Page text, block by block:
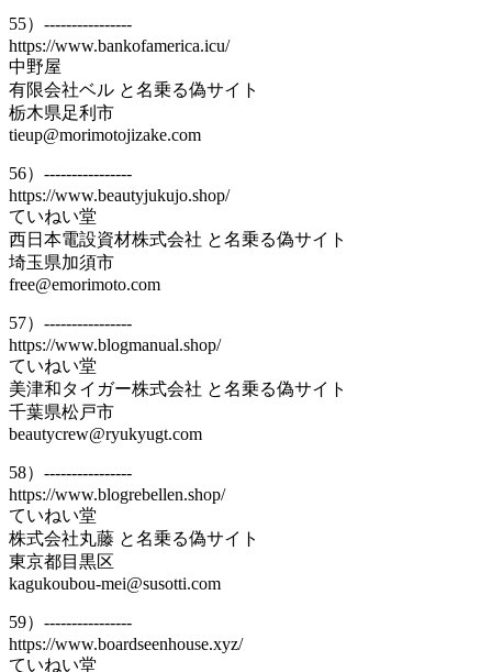
55）----------------
https://www.bankofamerica.icu/
中野屋
有限会社ベル と名乗る偽サイト
栃木県足利市
tieup@morimotojizake.com
56）----------------
https://www.beautyjukujo.shop/
ていねい堂
西日本電設資材株式会社 と名乗る偽サイト
埼玉県加須市
free@emorimoto.com
57）----------------
https://www.blogmanual.shop/
ていねい堂
美津和タイガー株式会社 と名乗る偽サイト
千葉県松戸市
beautycrew@ryukyugt.com
58）----------------
https://www.blogrebellen.shop/
ていねい堂
株式会社丸藤 と名乗る偽サイト
東京都目黒区
kagukoubou-mei@susotti.com
59）----------------
https://www.boardseenhouse.xyz/
ていねい堂